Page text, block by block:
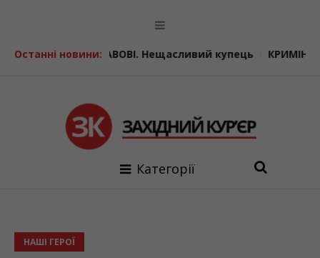
Останні новини:Нещасливий купець КРИМІНАЛЬНІ
Категорії
НАШІ ГЕРОЇ